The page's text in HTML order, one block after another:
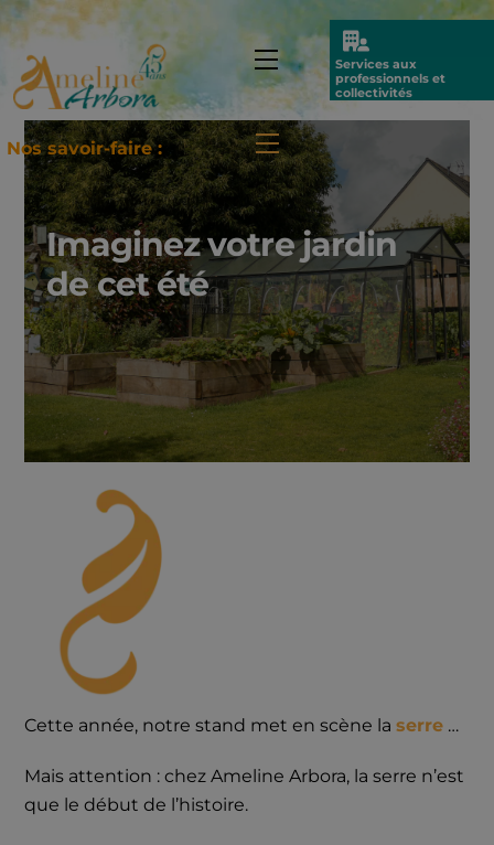
Skip
content
Menu
Icon
label
Services aux
professionnels et
collectivités
Nos savoir-faire : Menu
Imaginez votre jardin
de cet été
Cette année, notre stand met en scène laserre …
Mais attention : chez Ameline Arbora, la serre n’est
que le début de l’histoire.